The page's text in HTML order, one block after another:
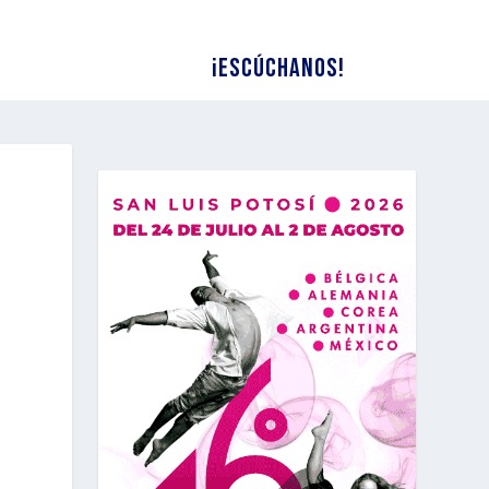
¡Escúchanos!